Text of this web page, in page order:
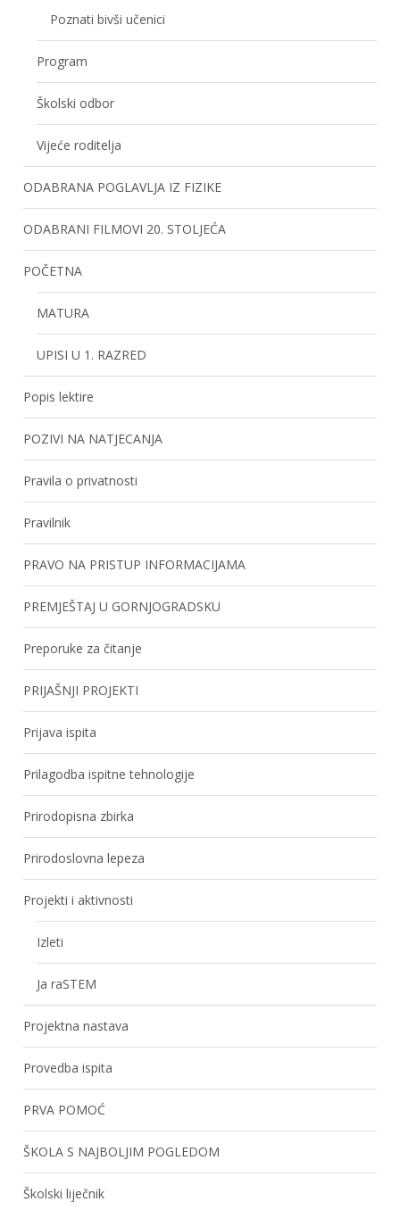
Poznati bivši učenici
Program
Školski odbor
Vijeće roditelja
ODABRANA POGLAVLJA IZ FIZIKE
ODABRANI FILMOVI 20. STOLJEĆA
POČETNA
MATURA
UPISI U 1. RAZRED
Popis lektire
POZIVI NA NATJECANJA
Pravila o privatnosti
Pravilnik
PRAVO NA PRISTUP INFORMACIJAMA
PREMJEŠTAJ U GORNJOGRADSKU
Preporuke za čitanje
PRIJAŠNJI PROJEKTI
Prijava ispita
Prilagodba ispitne tehnologije
Prirodopisna zbirka
Prirodoslovna lepeza
Projekti i aktivnosti
Izleti
Ja raSTEM
Projektna nastava
Provedba ispita
PRVA POMOĆ
ŠKOLA S NAJBOLJIM POGLEDOM
Školski liječnik